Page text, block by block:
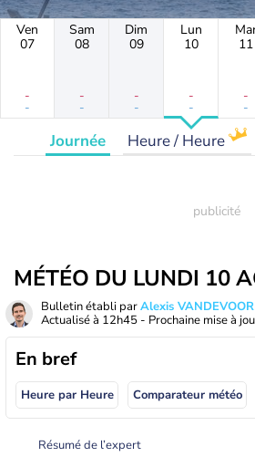
Ven
07
-
-
Sam
08
-
-
Dim
09
-
-
Lun
10
-
-
11
-
-
Journée Heure / Heure
MÉTÉO DU LUNDI 10
Bulletin établi parAlexis
Actualisé à 12h45 - Prochaine mise à
En bref
Heure par Heure Comparateur météo
Résumé de l’expert